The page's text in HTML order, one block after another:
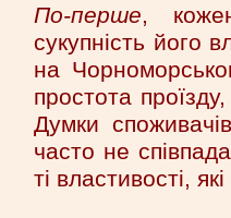
По-перше,
сукупність його
на
простота
Думки
часто не
ті властивості,